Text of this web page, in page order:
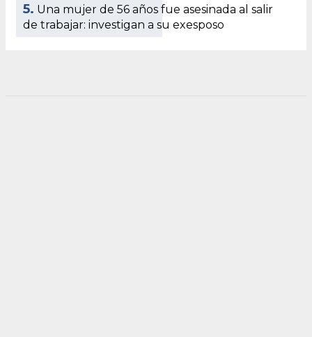
5. Una mujer de 56 años fue asesinada al salir
de trabajar: investigan a su exesposo